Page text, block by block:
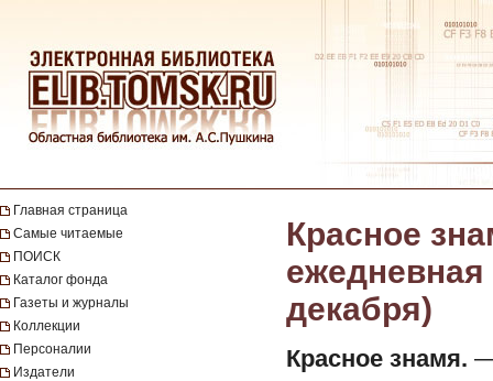
Главная страница
Самые читаемые
ПОИСК
Каталог фонда
Газеты и журналы
Коллекции
Персоналии
Издатели
Красное
ежедневная
декабря)
Красное знамя. —